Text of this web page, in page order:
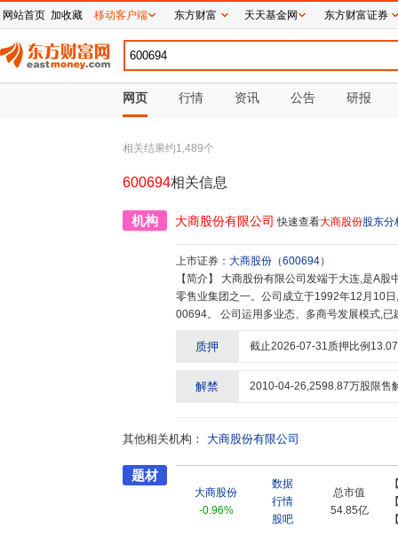
网页 行情 资讯 公告 研报
相关结果约1,489个
600694相关信息
机构 大商股份有限公司 快速查看大商股份股东分
上市证券： 大商股份 （600694）
【简介】
零售业集团之一。公司成立于1992年12月10
00694。 公司运用多业态、多商号发展模式,已建立百货连锁、超市连锁、电器连锁三大主力业态。百货业态又分
——千盛(KINGSON)。 经过20多年的发展,大商股份取得优异的发展成就,均处于行业领先水平。 未来,公司将不断
质押 截止2026-07-31质押比例 13.07
解禁 2010-04-26,2598.87万股限售
其他相关机构： 大商股份有限公司
题材
大商股份
-0.96%
数据
行情
股吧
总市值
54.85亿
网站首页 加收藏 移动客户端 东方财富 天天基金网 东方财富证券